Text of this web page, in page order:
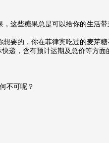
这些糖果总是可以给你的生活带
要的，你在菲律宾吃过的麦芽
递，含有预计运期及总价等方
不可呢？